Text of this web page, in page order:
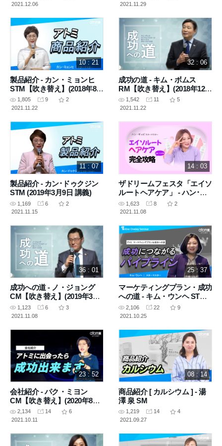
2021.12.06
2021.11.29
10 : 21
製品紹介 - カン・ミョンヒ
STM【吹き替え】(2018年8月
9日 講義)
1,805 9
2
2021.11.22
32 : 06
成功の道 - キム・ボムス
RM【吹き替え】(2018年12月
20日 講義)
1,542 11
5
2021.11.22
11 : 07
製品紹介 - カン･ドゥクジン
STM (2019年3月9日 講義)
1,169 6
2
2021.11.15
14 : 03
ザドリームフェスタ「エイソ
ルートヘアケア」 - ハン･ギ
ュビSTM【吹き替え】(2021
年1月26日)
1,623 8
2
2021.11.08
36 : 01
成功への道 - ノ・ジョング
CM【吹き替え】(2019年3月5
日 収録)
1,123 6
3
2021.11.08
25 : 37
マーケティングプラン・成功
への道 - キム・ウンヘ STM
【吹き替え】(2020年4月2日
収録)
2,106 22
9
2021.10.25
23 : 52
会社紹介 - パク・ミヨン
CM【吹き替え】(2020年8月
21日 収録)
2,134 14
6
2021.10.11
08 : 14
商品紹介 [ カルシウム ] - 湯
澤 泉 SM
1,219 14
4
2021.09.27